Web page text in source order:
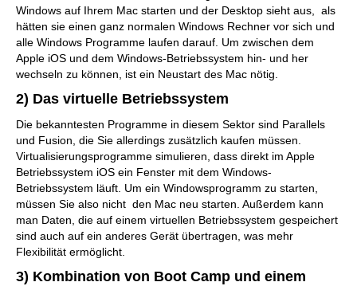
Windows auf Ihrem Mac starten und der Desktop sieht aus, als
hätten sie einen ganz normalen Windows Rechner vor sich und
alle Windows Programme laufen darauf. Um zwischen dem
Apple iOS und dem Windows-Betriebssystem hin- und her
wechseln zu können, ist ein Neustart des Mac nötig.
2) Das virtuelle Betriebssystem
Die bekanntesten Programme in diesem Sektor sind Parallels
und Fusion, die Sie allerdings zusätzlich kaufen müssen.
Virtualisierungsprogramme simulieren, dass direkt im Apple
Betriebssystem iOS ein Fenster mit dem Windows-
Betriebssystem läuft. Um ein Windowsprogramm zu starten,
müssen Sie also nicht den Mac neu starten. Außerdem kann
man Daten, die auf einem virtuellen Betriebssystem gespeichert
sind auch auf ein anderes Gerät übertragen, was mehr
Flexibilität ermöglicht.
3) Kombination von Boot Camp und einem